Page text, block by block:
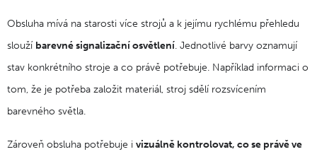
Obsluha mívá na starosti více strojů a k jejímu rychlému přehledu
slouží barevné signalizační osvětlení. Jednotlivé barvy oznamují
stav konkrétního stroje a co právě potřebuje. Například informaci o
tom, že je potřeba založit materiál, stroj sdělí rozsvícením
barevného světla.
Zároveň obsluha potřebuje i vizuálně kontrolovat, co se právě ve